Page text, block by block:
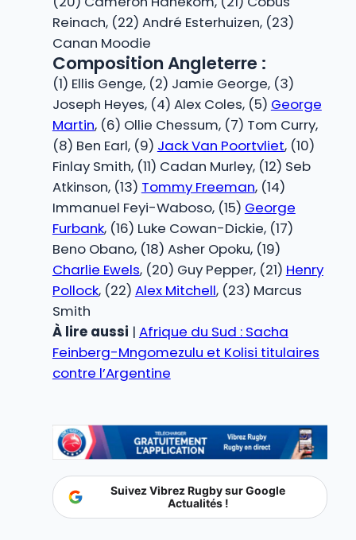
Reinach, (22) André Esterhuizen, (23)
Canan Moodie
Composition Angleterre :
(1) Ellis Genge, (2) Jamie George, (3)
Joseph Heyes, (4) Alex Coles, (5) George
Martin, (6) Ollie Chessum, (7) Tom Curry,
(8) Ben Earl, (9) Jack Van Poortvliet, (10)
Finlay Smith, (11) Cadan Murley, (12) Seb
Atkinson, (13) Tommy Freeman, (14)
Immanuel Feyi-Waboso, (15) George
Furbank, (16) Luke Cowan-Dickie, (17)
Beno Obano, (18) Asher Opoku, (19)
Charlie Ewels, (20) Guy Pepper, (21) Henry
Pollock, (22) Alex Mitchell, (23) Marcus
Smith
À lire aussi | Afrique du Sud : Sacha
Feinberg-Mngomezulu et Kolisi titulaires
contre l’Argentine
Suivez Vibrez Rugby sur Google
Actualités !